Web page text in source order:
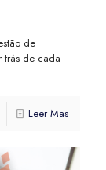
de
trás de cada
Leer Mas